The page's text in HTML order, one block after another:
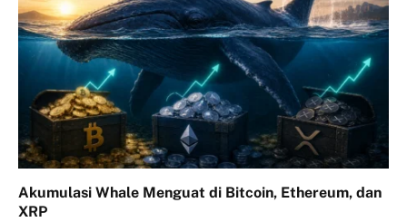
Akumulasi Whale Menguat di Bitcoin, Ethereum, dan
XRP